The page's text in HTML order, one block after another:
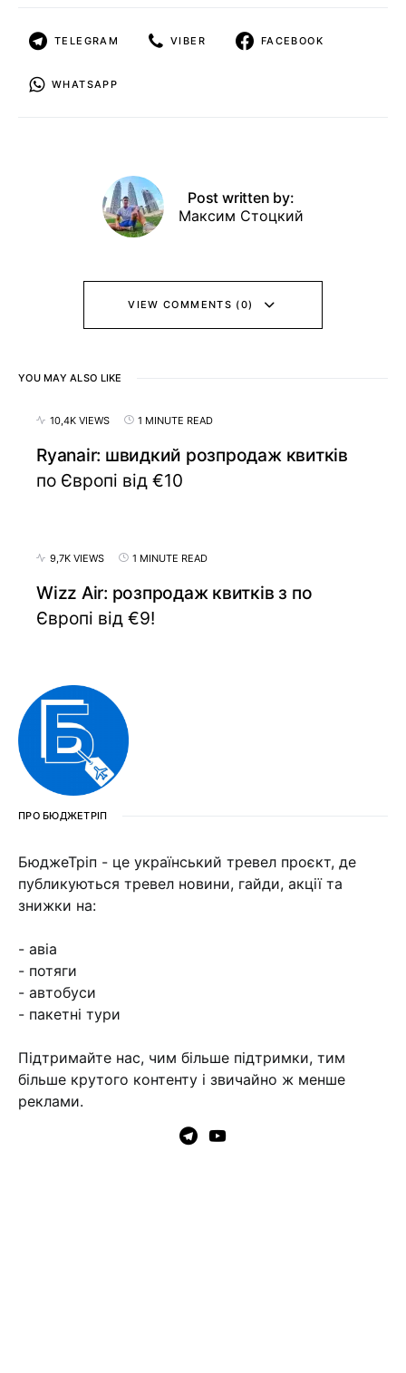
TELEGRAM VIBER FACEBOOK
WHATSAPP
Post written by:
Максим Стоцкий
VIEW COMMENTS (0)
YOU MAY ALSO LIKE
10,4K VIEWS 1 MINUTE READ
Ryanair: швидкий розпродаж квитків
по Європі від €10
9,7K VIEWS 1 MINUTE READ
Wizz Air: розпродаж квитків з по
Європі від €9!
ПРО БЮДЖЕТРІП
БюджеТріп - це український тревел проєкт, де
публикуються тревел новини, гайди, акції та
знижки на:
- авіа
- потяги
- автобуси
- пакетні тури
Підтримайте нас, чим більше підтримки, тим
більше крутого контенту і звичайно ж менше
реклами.